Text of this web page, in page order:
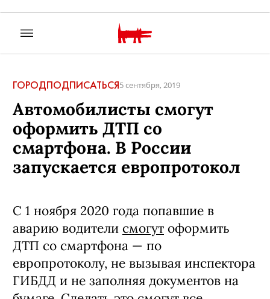
ГОРОДПОДПИСАТЬСЯ
Автомобилисты смогут
оформить ДТП со
смартфона. В России
запускается европротокол